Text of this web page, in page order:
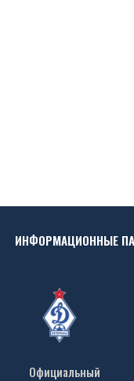
ИНФОРМАЦИОННЫЕ
Официальный